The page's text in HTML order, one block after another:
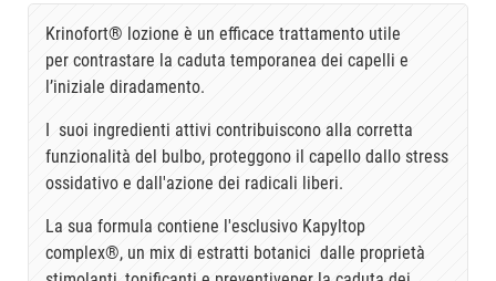
Krinofort® lozione è un efficace trattamento utile
per contrastare la caduta temporanea dei capelli e
l’iniziale diradamento.
I suoi ingredienti attivi contribuiscono alla corretta
funzionalità del bulbo, proteggono il capello dallo stress
ossidativo e dall'azione dei radicali liberi.
La sua formula contiene l'esclusivo Kapyltop
complex®, un mix di estratti botanici dalle proprietà